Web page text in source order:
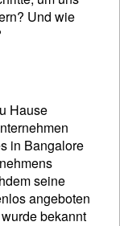
Und wie
Hause
in Bangalore
seine
angeboten
bekannt